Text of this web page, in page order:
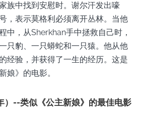
族中找到安慰时。谢尔汗发出嚎
，表示莫格利必须离开丛林。当他
中，从Sherkhan手中拯救自己时，
只豹、一只蟒蛇和一只猿。他从他
经验，并获得了一生的经历。这是
娘》的电影。
）--类似《公主新娘》的最佳电影